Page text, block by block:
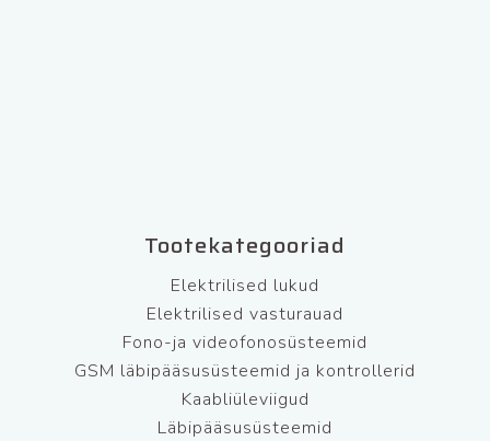
Tootekategooriad
Elektrilised lukud
Elektrilised vasturauad
Fono-ja videofonosüsteemid
GSM läbipääsusüsteemid ja kontrollerid
Kaabliüleviigud
Läbipääsusüsteemid